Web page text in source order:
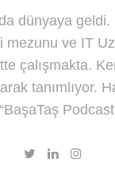
dünyaya
mezunu ve IT
çalışmakta.
tanımlıyor.